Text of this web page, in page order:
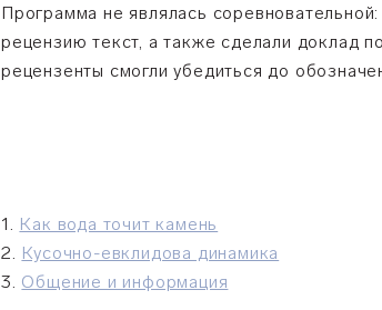
Программа не являлась
рецензию текст, а также сделали доклад
рецензенты смогли убедиться до
1. Как вода точит камень
2. Кусочно-евклидова динамика
3. Общение и информация